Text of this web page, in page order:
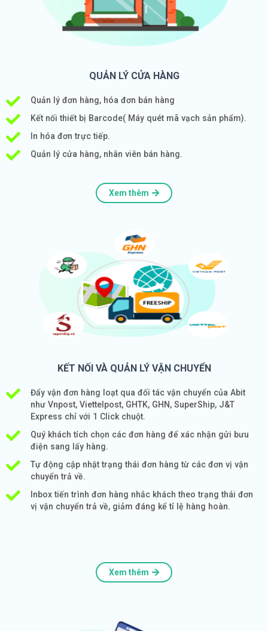
QUẢN LÝ CỬA HÀNG
Quản lý đơn hàng, hóa đơn bán hàng
Kết nối thiết bị Barcode( Máy quét mã vạch sản phẩm).
In hóa đơn trực tiếp.
Quản lý cửa hàng, nhân viên bán hàng.
Xem thêm
KẾT NỐI VÀ QUẢN LÝ VẬN CHUYỂN
Đẩy vận đơn hàng loạt qua đối tác vận chuyển của Abit
như Vnpost, Viettelpost, GHTK, GHN, SuperShip, J&T
Express chỉ với 1 Click chuột.
Quý khách tích chọn các đơn hàng để xác nhận gửi bưu
điện sang lấy hàng.
Tự động cập nhật trạng thái đơn hàng từ các đơn vị vận
chuyển trả về.
Inbox tiến trình đơn hàng nhắc khách theo trạng thái đơn
vị vận chuyển trả về, giảm đáng kể tỉ lệ hàng hoàn.
Xem thêm